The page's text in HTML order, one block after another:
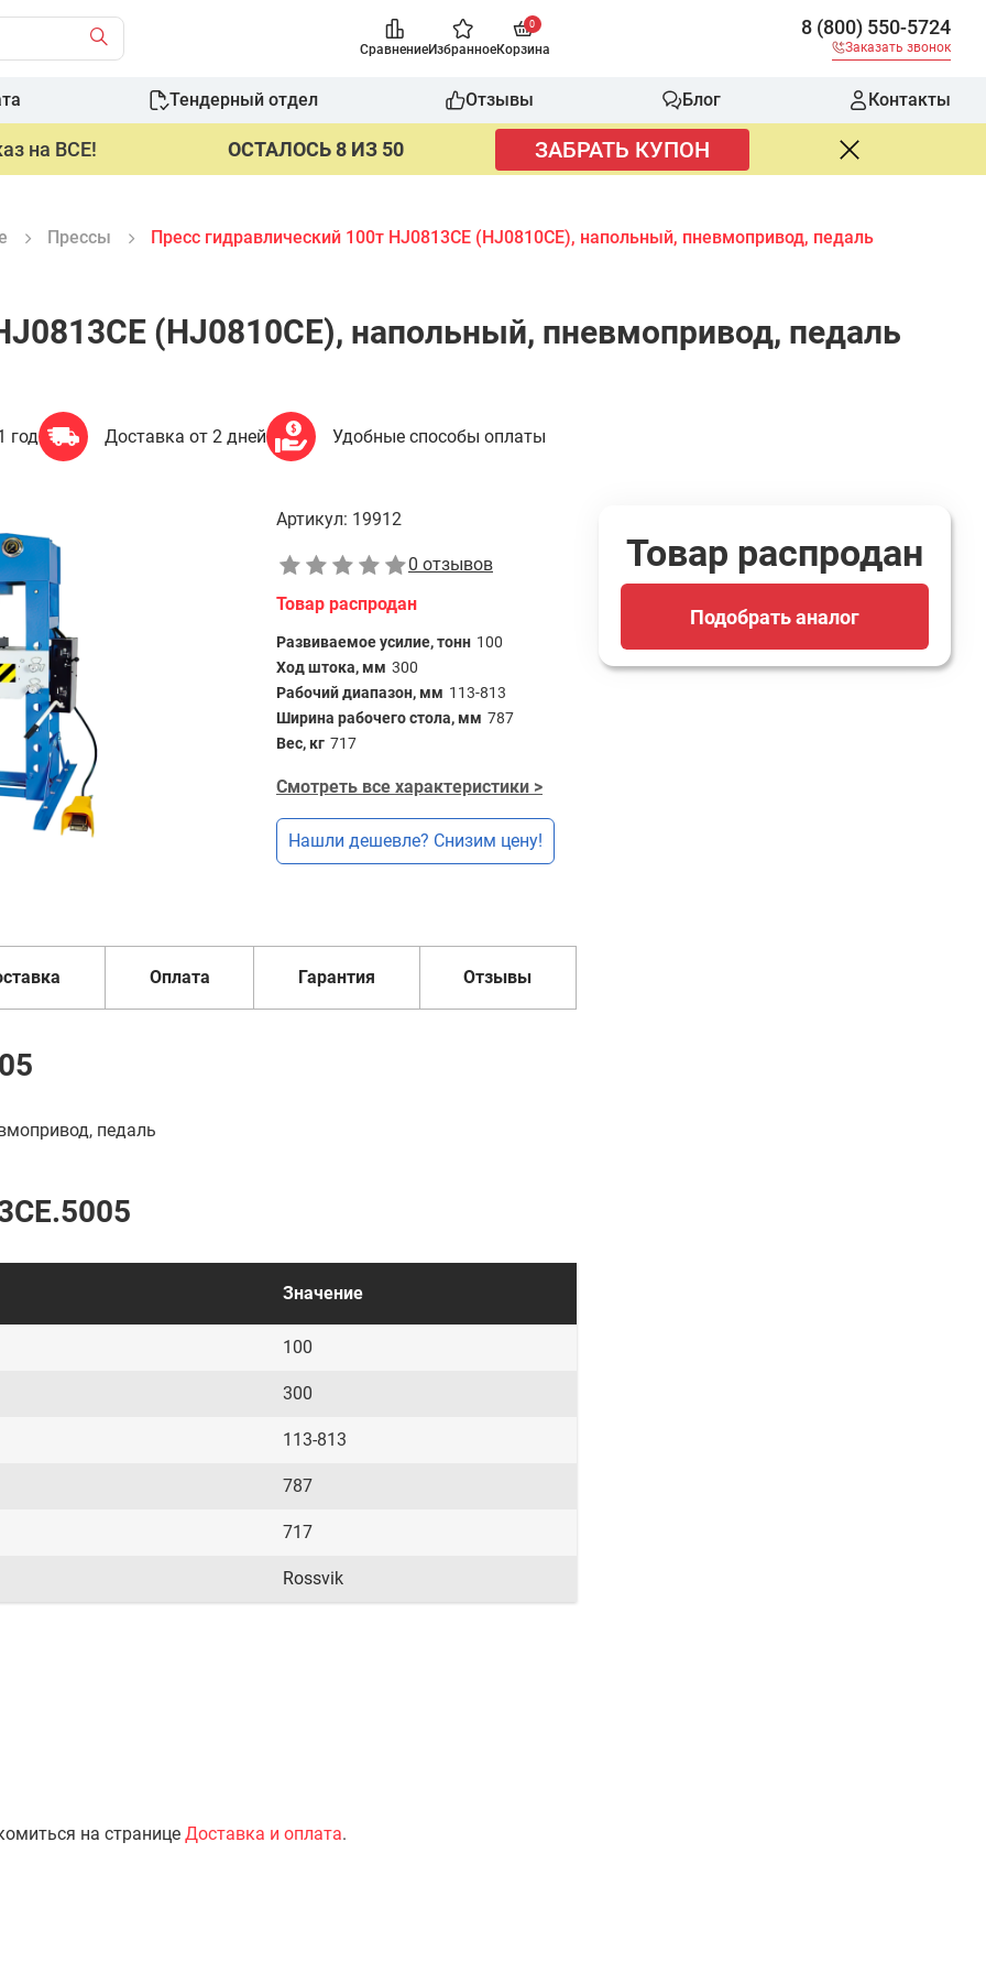
СравнениеИзбранное
0
Корзина
8 (800) 550-5724
Заказать звонок
Тендерный отдел Отзывы Блог Контакты
на ВСЕ! ОСТАЛОСЬ 8 ИЗ 50 ЗАБРАТЬ КУПОН
Прессы Пресс гидравлический 100т HJ0813CE (HJ0810CE), напольный, пневмопривод, педаль
(HJ0810CE), напольный, пневмопривод, педаль
год Доставка от 2 дней Удобные способы оплаты
Артикул: 19912
0 отзывов
Товар распродан
Развиваемое усилие, тонн 100
Ход штока, мм 300
Рабочий диапазон, мм 113-813
Ширина рабочего стола, мм 787
Вес, кг 717
Смотреть все характеристики >
Нашли дешевле? Снизим цену!
Оплата Гарантия Отзывы
педаль
Значение
100
300
113-813
787
717
Rossvik
на странице Доставка и оплата.
Товар распродан
Подобрать аналог